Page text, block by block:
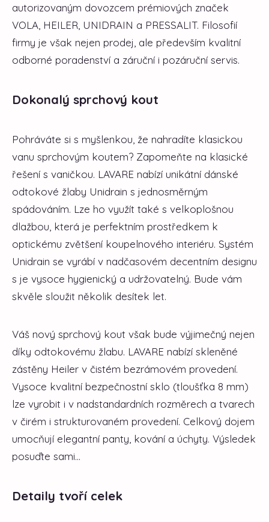
autorizovaným dovozcem prémiových značek
VOLA, HEILER, UNIDRAIN a PRESSALIT. Filosofií
firmy je však nejen prodej, ale především kvalitní
odborné poradenství a záruční i pozáruční servis.
Dokonalý sprchový kout
Pohráváte si s myšlenkou, že nahradíte klasickou
vanu sprchovým koutem? Zapomeňte na klasické
řešení s vaničkou. LAVARE nabízí unikátní dánské
odtokové žlaby Unidrain s jednosměrným
spádováním. Lze ho využít také s velkoplošnou
dlažbou, která je perfektním prostředkem k
optickému zvětšení koupelnového interiéru. Systém
Unidrain se vyrábí v nadčasovém decentním designu
s je vysoce hygienický a udržovatelný. Bude vám
skvěle sloužit několik desítek let.
Váš nový sprchový kout však bude výjimečný nejen
díky odtokovému žlabu. LAVARE nabízí skleněné
zástěny Heiler v čistém bezrámovém provedení.
Vysoce kvalitní bezpečnostní sklo (tloušťka 8 mm)
lze vyrobit i v nadstandardních rozměrech a tvarech
v čirém i strukturovaném provedení. Celkový dojem
umocňují elegantní panty, kování a úchyty. Výsledek
posuďte sami...
Detaily tvoří celek